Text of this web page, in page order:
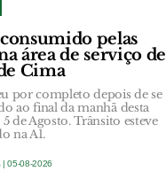
pelas
área de serviço de
Cima
por completo depois de se
ao final da manhã desta
de Agosto. Trânsito esteve
na A1.
| 05-08-2026